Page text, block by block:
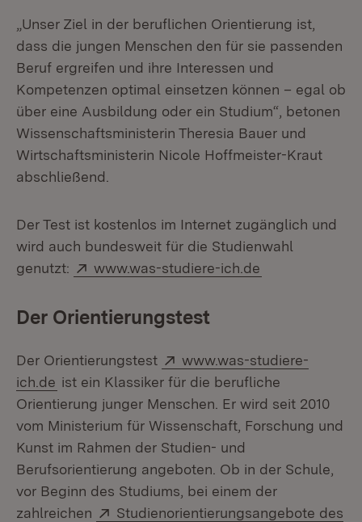
„Unser Ziel in der beruflichen Orientierung ist,
dass die jungen Menschen den für sie passenden
Beruf ergreifen und ihre Interessen und
Kompetenzen optimal einsetzen können – egal ob
über eine Ausbildung oder ein Studium“, betonen
Wissenschaftsministerin Theresia Bauer und
Wirtschaftsministerin Nicole Hoffmeister-Kraut
abschließend.
Der Test ist kostenlos im Internet zugänglich und
wird auch bundesweit für die Studienwahl
genutzt:
Extern:
www.was-studiere-ich.de
Der Orientierungstest
Der Orientierungstest Extern:
www.was-studiere-
ich.de (Öffnet in neuem Fenster)
ist ein Klassiker für die berufliche
Orientierung junger Menschen. Er wird seit 2010
vom Ministerium für Wissenschaft, Forschung und
Kunst im Rahmen der Studien- und
Berufsorientierung angeboten. Ob in der Schule,
vor Beginn des Studiums, bei einem der
zahlreichen
Extern:
Studienorientierungsangebote des